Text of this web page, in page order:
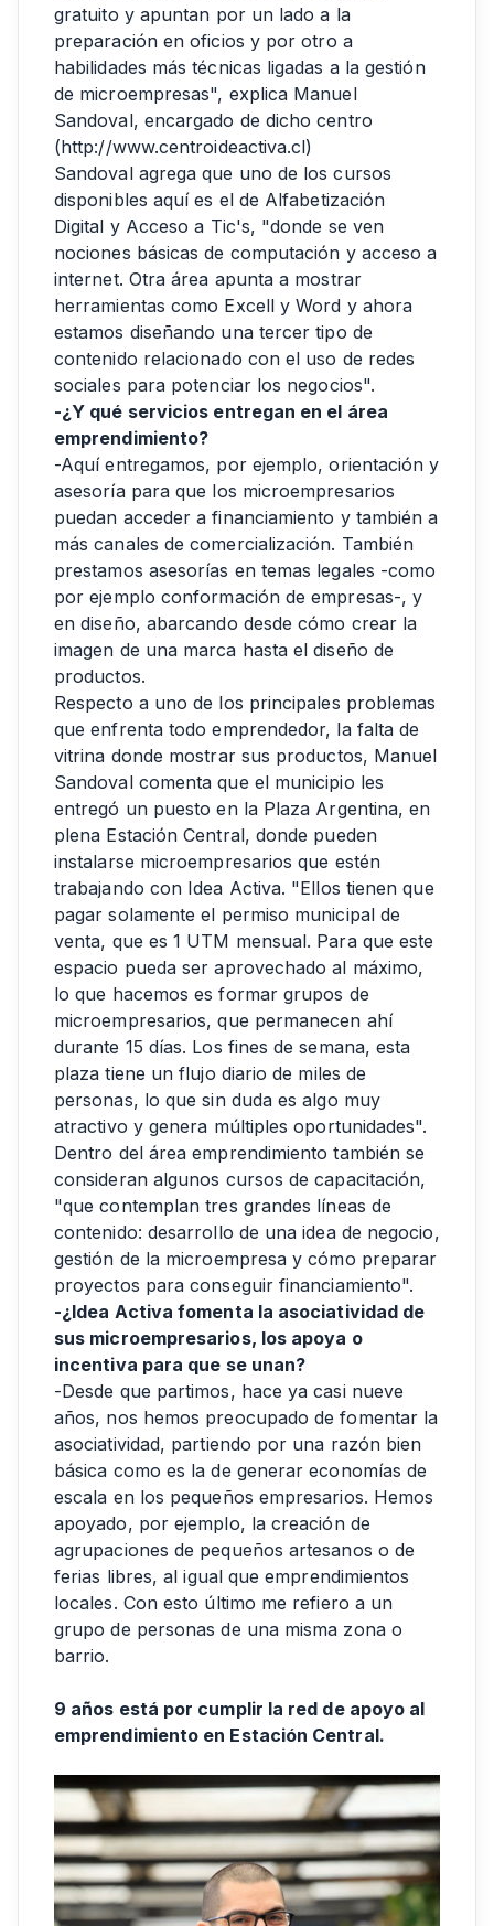
gratuito y apuntan por un lado a la
preparación en oficios y por otro a
habilidades más técnicas ligadas a la gestión
de microempresas", explica Manuel
Sandoval, encargado de dicho centro
(http://www.centroideactiva.cl)
Sandoval agrega que uno de los cursos
disponibles aquí es el de Alfabetización
Digital y Acceso a Tic's, "donde se ven
nociones básicas de computación y acceso a
internet. Otra área apunta a mostrar
herramientas como Excell y Word y ahora
estamos diseñando una tercer tipo de
contenido relacionado con el uso de redes
sociales para potenciar los negocios".
-¿Y qué servicios entregan en el área
emprendimiento?
-Aquí entregamos, por ejemplo, orientación y
asesoría para que los microempresarios
puedan acceder a financiamiento y también a
más canales de comercialización. También
prestamos asesorías en temas legales -como
por ejemplo conformación de empresas-, y
en diseño, abarcando desde cómo crear la
imagen de una marca hasta el diseño de
productos.
Respecto a uno de los principales problemas
que enfrenta todo emprendedor, la falta de
vitrina donde mostrar sus productos, Manuel
Sandoval comenta que el municipio les
entregó un puesto en la Plaza Argentina, en
plena Estación Central, donde pueden
instalarse microempresarios que estén
trabajando con Idea Activa. "Ellos tienen que
pagar solamente el permiso municipal de
venta, que es 1 UTM mensual. Para que este
espacio pueda ser aprovechado al máximo,
lo que hacemos es formar grupos de
microempresarios, que permanecen ahí
durante 15 días. Los fines de semana, esta
plaza tiene un flujo diario de miles de
personas, lo que sin duda es algo muy
atractivo y genera múltiples oportunidades".
Dentro del área emprendimiento también se
consideran algunos cursos de capacitación,
"que contemplan tres grandes líneas de
contenido: desarrollo de una idea de negocio,
gestión de la microempresa y cómo preparar
proyectos para conseguir financiamiento".
-¿Idea Activa fomenta la asociatividad de
sus microempresarios, los apoya o
incentiva para que se unan?
-Desde que partimos, hace ya casi nueve
años, nos hemos preocupado de fomentar la
asociatividad, partiendo por una razón bien
básica como es la de generar economías de
escala en los pequeños empresarios. Hemos
apoyado, por ejemplo, la creación de
agrupaciones de pequeños artesanos o de
ferias libres, al igual que emprendimientos
locales. Con esto último me refiero a un
grupo de personas de una misma zona o
barrio.
9 años está por cumplir la red de apoyo al
emprendimiento en Estación Central.